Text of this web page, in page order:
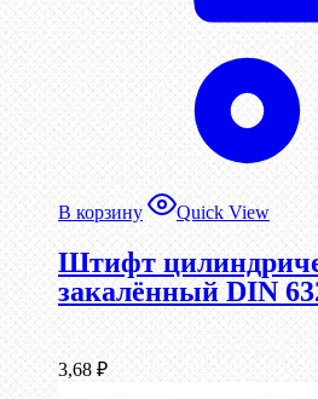
В корзину Quick View
Штифт
закалённый DIN
3,68 ₽